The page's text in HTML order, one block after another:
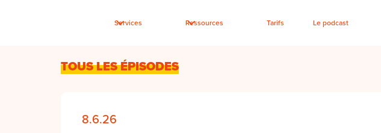
Services Ressources Tarifs Le podcast
TOUS LES ÉPISODES
8.6.26